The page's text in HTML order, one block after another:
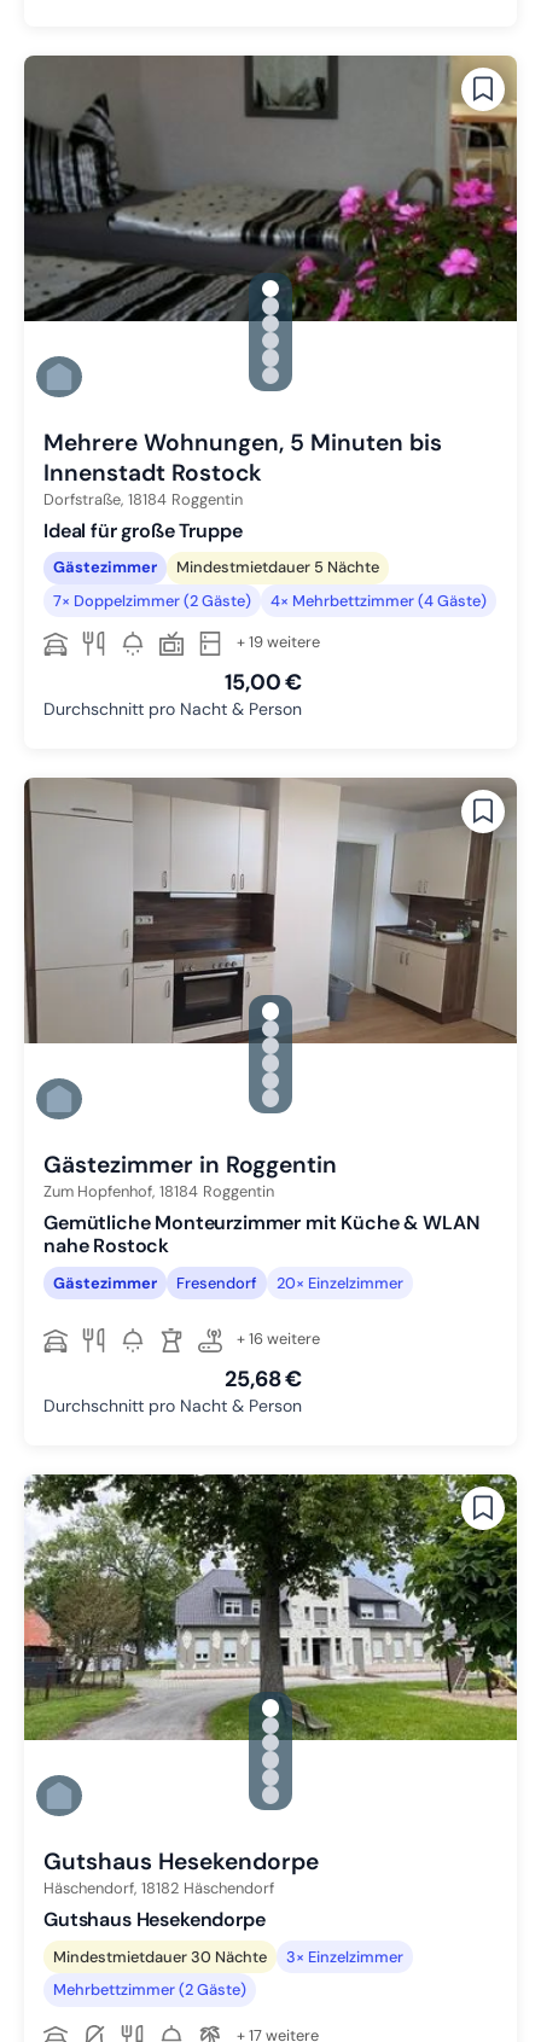
gallery.slide_selector
Zu Slide 1 wechseln
Zu Slide 2 wechseln
Zu Slide 3 wechseln
Zu Slide 4 wechseln
Zu Slide 5 wechseln
Zu Slide 6 wechseln
Mehrere Wohnungen, 5 Minuten bis
Innenstadt Rostock
Dorfstraße, 18184 Roggentin
Ideal für große Truppe
Gästezimmer
Mindestmietdauer 5 Nächte
7× Doppelzimmer (2 Gäste)
4× Mehrbettzimmer (4 Gäste)
+ 19 weitere
15,00 €
Durchschnitt pro Nacht & Person
gallery.slide_selector
Zu Slide 1 wechseln
Zu Slide 2 wechseln
Zu Slide 3 wechseln
Zu Slide 4 wechseln
Zu Slide 5 wechseln
Zu Slide 6 wechseln
Gästezimmer in Roggentin
Zum Hopfenhof, 18184 Roggentin
Gemütliche Monteurzimmer mit Küche & WLAN
nahe Rostock
Gästezimmer Fresendorf 20× Einzelzimmer
+ 16 weitere
25,68 €
Durchschnitt pro Nacht & Person
gallery.slide_selector
Zu Slide 1 wechseln
Zu Slide 2 wechseln
Zu Slide 3 wechseln
Zu Slide 4 wechseln
Zu Slide 5 wechseln
Zu Slide 6 wechseln
Gutshaus Hesekendorpe
Häschendorf, 18182 Häschendorf
Gutshaus Hesekendorpe
Mindestmietdauer 30 Nächte
3× Einzelzimmer
Mehrbettzimmer (2 Gäste)
+ 17 weitere